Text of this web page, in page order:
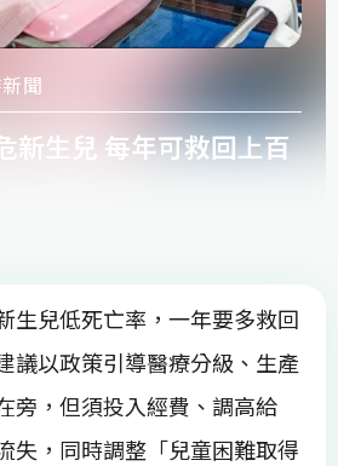
聞
新生兒 每年可救回上百
生兒低死亡率，一年要多救回
議以政策引導醫療分級、生產
旁，但須投入經費、調高給
失，同時調整「兒童困難取得